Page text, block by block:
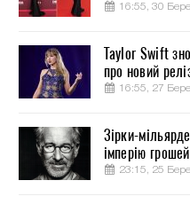
16:55, 30
Taylor Swift
про новий
16:55, 27
Зірки-
імперію грошей
23:15, 25